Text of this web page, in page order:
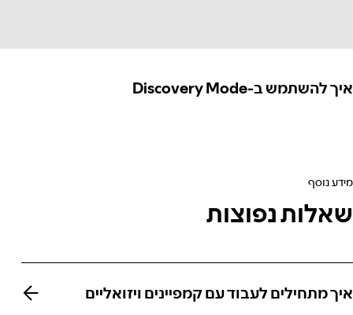
איך להשתמש ב-Discovery Mode
מידע נוסף
שאלות נפוצות
איך מתחילים לעבוד עם קמפיינים ויזואליים
איך מתחילים לעבוד עם קמפיינים ויזואליים